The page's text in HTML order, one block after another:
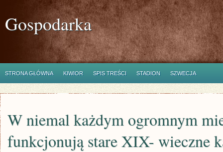
Gospodarka
STRONA GŁÓWNA KIWIOR SPIS TREŚCI STADION SZWECJA
W niemal każdym ogromnym
funkcjonują stare XIX- wieczne